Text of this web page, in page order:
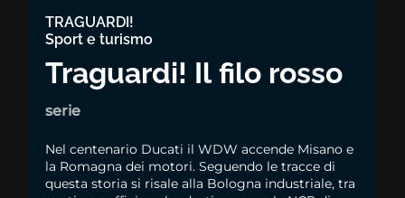
TRAGUARDI!
Sport e turismo
Traguardi! Il filo rosso
serie
Nel centenario Ducati il WDW accende Misano e
la Romagna dei motori. Seguendo le tracce di
questa storia si risale alla Bologna industriale, tra